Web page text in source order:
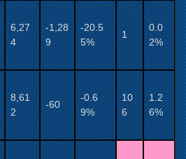
6,27
4
-1,28
9
-20.5
5%
1
0.0
2%
8,61
2
-60
-0.6
9%
10
6
1.2
6%